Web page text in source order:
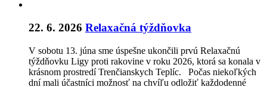
22. 6. 2026 Relaxačná týždňovka
V sobotu 13. júna sme úspešne ukončili prvú Relaxačnú
týždňovku Ligy proti rakovine v roku 2026, ktorá sa konala v
krásnom prostredí Trenčianskych Teplíc. Počas niekoľkých
dní mali účastníci možnosť na chvíľu odložiť každodenné